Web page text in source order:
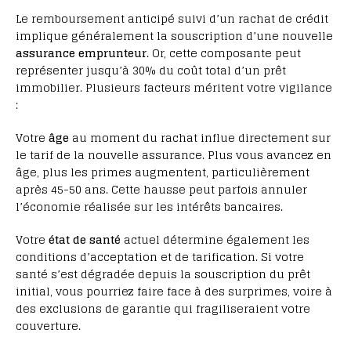
Le remboursement anticipé suivi d’un rachat de crédit
implique généralement la souscription d’une nouvelle
assurance emprunteur. Or, cette composante peut
représenter jusqu’à 30% du coût total d’un prêt
immobilier. Plusieurs facteurs méritent votre vigilance
:
Votre âge au moment du rachat influe directement sur
le tarif de la nouvelle assurance. Plus vous avancez en
âge, plus les primes augmentent, particulièrement
après 45-50 ans. Cette hausse peut parfois annuler
l’économie réalisée sur les intérêts bancaires.
Votre état de santé actuel détermine également les
conditions d’acceptation et de tarification. Si votre
santé s’est dégradée depuis la souscription du prêt
initial, vous pourriez faire face à des surprimes, voire à
des exclusions de garantie qui fragiliseraient votre
couverture.